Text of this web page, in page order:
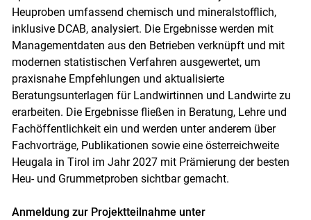
Skip to main content
Heuproben umfassend chemisch und mineralstofflich,
inklusive DCAB, analysiert. Die Ergebnisse werden mit
Managementdaten aus den Betrieben verknüpft und mit
modernen statistischen Verfahren ausgewertet, um
praxisnahe Empfehlungen und aktualisierte
Beratungsunterlagen für Landwirtinnen und Landwirte zu
erarbeiten. Die Ergebnisse fließen in Beratung, Lehre und
Fachöffentlichkeit ein und werden unter anderem über
Fachvorträge, Publikationen sowie eine österreichweite
Heugala in Tirol im Jahr 2027 mit Prämierung der besten
Heu- und Grummetproben sichtbar gemacht.
Anmeldung zur Projektteilnahme unter